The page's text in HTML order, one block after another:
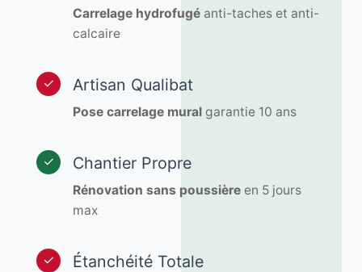
Carrelage hydrofugéanti-taches et anti-
calcaire
✓ Artisan Qualibat
Pose carrelage muralgarantie 10 ans
✓ Chantier Propre
Rénovation sans poussièreen 5 jours
max
✓ Étanchéité Totale